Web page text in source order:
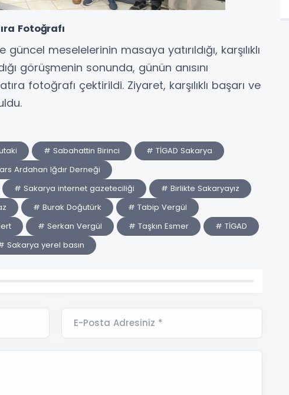
Fotoğrafı
meselelerinin masaya yatırıldığı, karşılıklı
görüşmenin sonunda, günün anısını
fotoğrafı çektirildi. Ziyaret, karşılıklı başarı ve
# Sabahattin Birinci
# TİGAD Sakarya
Ardahan Iğdır Derneği
# Sakarya internet gazeteciliği
# Birlikte Sakaryayız
# Burak Doğutürk
# Tabip Vergül
# Serkan Vergül # Taşkın Esmer
# TİGAD
Sakarya yerel basın
E-Posta Adresiniz *